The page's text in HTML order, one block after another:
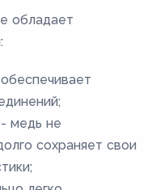
обладает
медь не
сохраняет свои